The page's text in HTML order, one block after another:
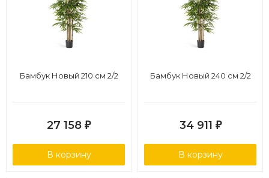
Бамбук Новый 210 см 2/2
27 158 ₽
В корзину
Бамбук Новый 240 см 2/2
34 911 ₽
В корзину